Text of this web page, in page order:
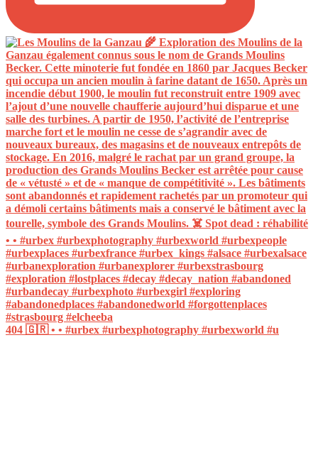
404 🇬🇷 • • #urbex #urbexphotography #urbexworld #u